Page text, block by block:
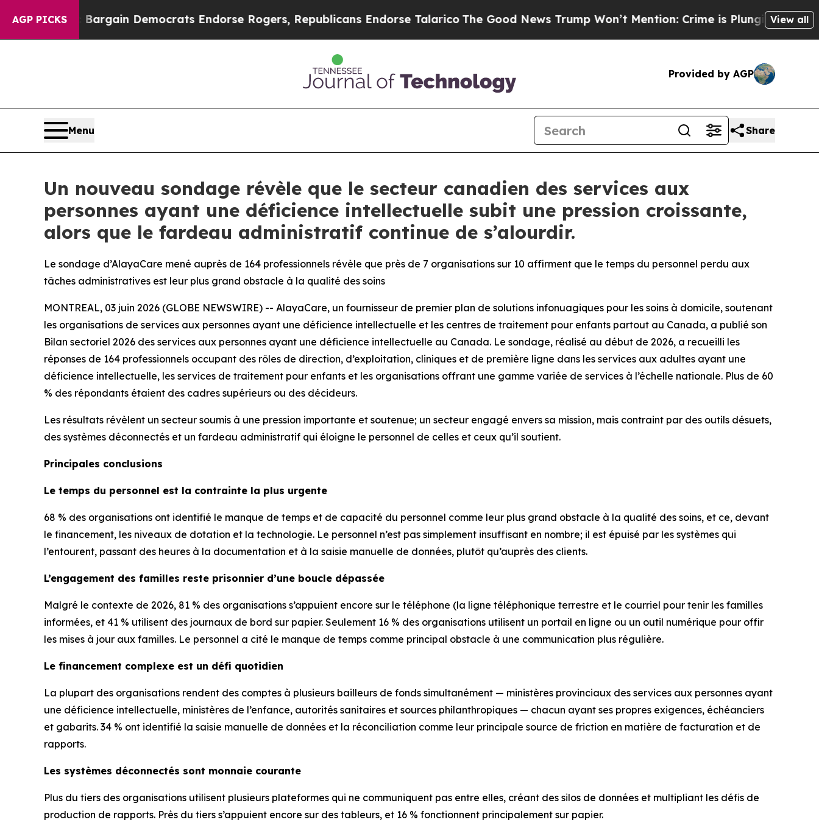
AGP PICKS
Bargain Democrats Endorse Rogers, Republicans Endorse TalaricoThe Good News Trump Won’t Mention: Crime is Plunging, but he can’t
View all
Provided by AGP
Menu Share
Un nouveau sondage révèle que le secteur canadien des services aux
personnes ayant une déficience intellectuelle subit une pression croissante,
alors que le fardeau administratif continue de s’alourdir.
Le sondage d’AlayaCare mené auprès de 164 professionnels révèle que près de 7 organisations sur 10 affirment que le temps du personnel perdu aux
tâches administratives est leur plus grand obstacle à la qualité des soins
MONTREAL, 03 juin 2026 (GLOBE NEWSWIRE) -- AlayaCare, un fournisseur de premier plan de solutions infonuagiques pour les soins à domicile, soutenant
les organisations de services aux personnes ayant une déficience intellectuelle et les centres de traitement pour enfants partout au Canada, a publié son
Bilan sectoriel 2026 des services aux personnes ayant une déficience intellectuelle au Canada. Le sondage, réalisé au début de 2026, a recueilli les
réponses de 164 professionnels occupant des rôles de direction, d’exploitation, cliniques et de première ligne dans les services aux adultes ayant une
déficience intellectuelle, les services de traitement pour enfants et les organisations offrant une gamme variée de services à l’échelle nationale. Plus de 60
% des répondants étaient des cadres supérieurs ou des décideurs.
Les résultats révèlent un secteur soumis à une pression importante et soutenue; un secteur engagé envers sa mission, mais contraint par des outils désuets,
des systèmes déconnectés et un fardeau administratif qui éloigne le personnel de celles et ceux qu’il soutient.
Principales conclusions
Le temps du personnel est la contrainte la plus urgente
68 % des organisations ont identifié le manque de temps et de capacité du personnel comme leur plus grand obstacle à la qualité des soins, et ce, devant
le financement, les niveaux de dotation et la technologie. Le personnel n’est pas simplement insuffisant en nombre; il est épuisé par les systèmes qui
l’entourent, passant des heures à la documentation et à la saisie manuelle de données, plutôt qu’auprès des clients.
L’engagement des familles reste prisonnier d’une boucle dépassée
Malgré le contexte de 2026, 81 % des organisations s’appuient encore sur le téléphone (la ligne téléphonique terrestre et le courriel pour tenir les familles
informées, et 41 % utilisent des journaux de bord sur papier. Seulement 16 % des organisations utilisent un portail en ligne ou un outil numérique pour offir
les mises à jour aux familles. Le personnel a cité le manque de temps comme principal obstacle à une communication plus régulière.
Le financement complexe est un défi quotidien
La plupart des organisations rendent des comptes à plusieurs bailleurs de fonds simultanément — ministères provinciaux des services aux personnes ayant
une déficience intellectuelle, ministères de l’enfance, autorités sanitaires et sources philanthropiques — chacun ayant ses propres exigences, échéanciers
et gabarits. 34 % ont identifié la saisie manuelle de données et la réconciliation comme leur principale source de friction en matière de facturation et de
rapports.
Les systèmes déconnectés sont monnaie courante
Plus du tiers des organisations utilisent plusieurs plateformes qui ne communiquent pas entre elles, créant des silos de données et multipliant les défis de
production de rapports. Près du tiers s’appuient encore sur des tableurs, et 16 % fonctionnent principalement sur papier.